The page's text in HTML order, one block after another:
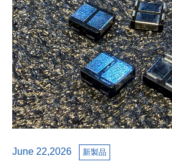
June 22,2026 新製品